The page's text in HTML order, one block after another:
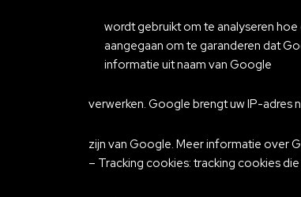
wordt gebruikt om te analyseren
aangegaan om te garanderen dat
informatie uit naam van Google
verwerken. Google brengt uw IP-adres
zijn van Google. Meer informatie over
– Tracking cookies: tracking cookies